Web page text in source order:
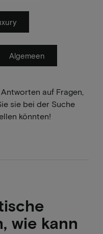
Algemeen
auf Fragen,
sie bei der Suche
könnten!
wie kann